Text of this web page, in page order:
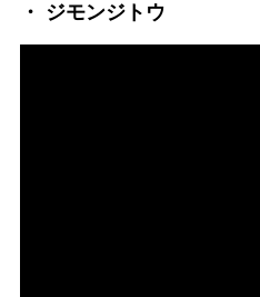
・ ジモンジトウ